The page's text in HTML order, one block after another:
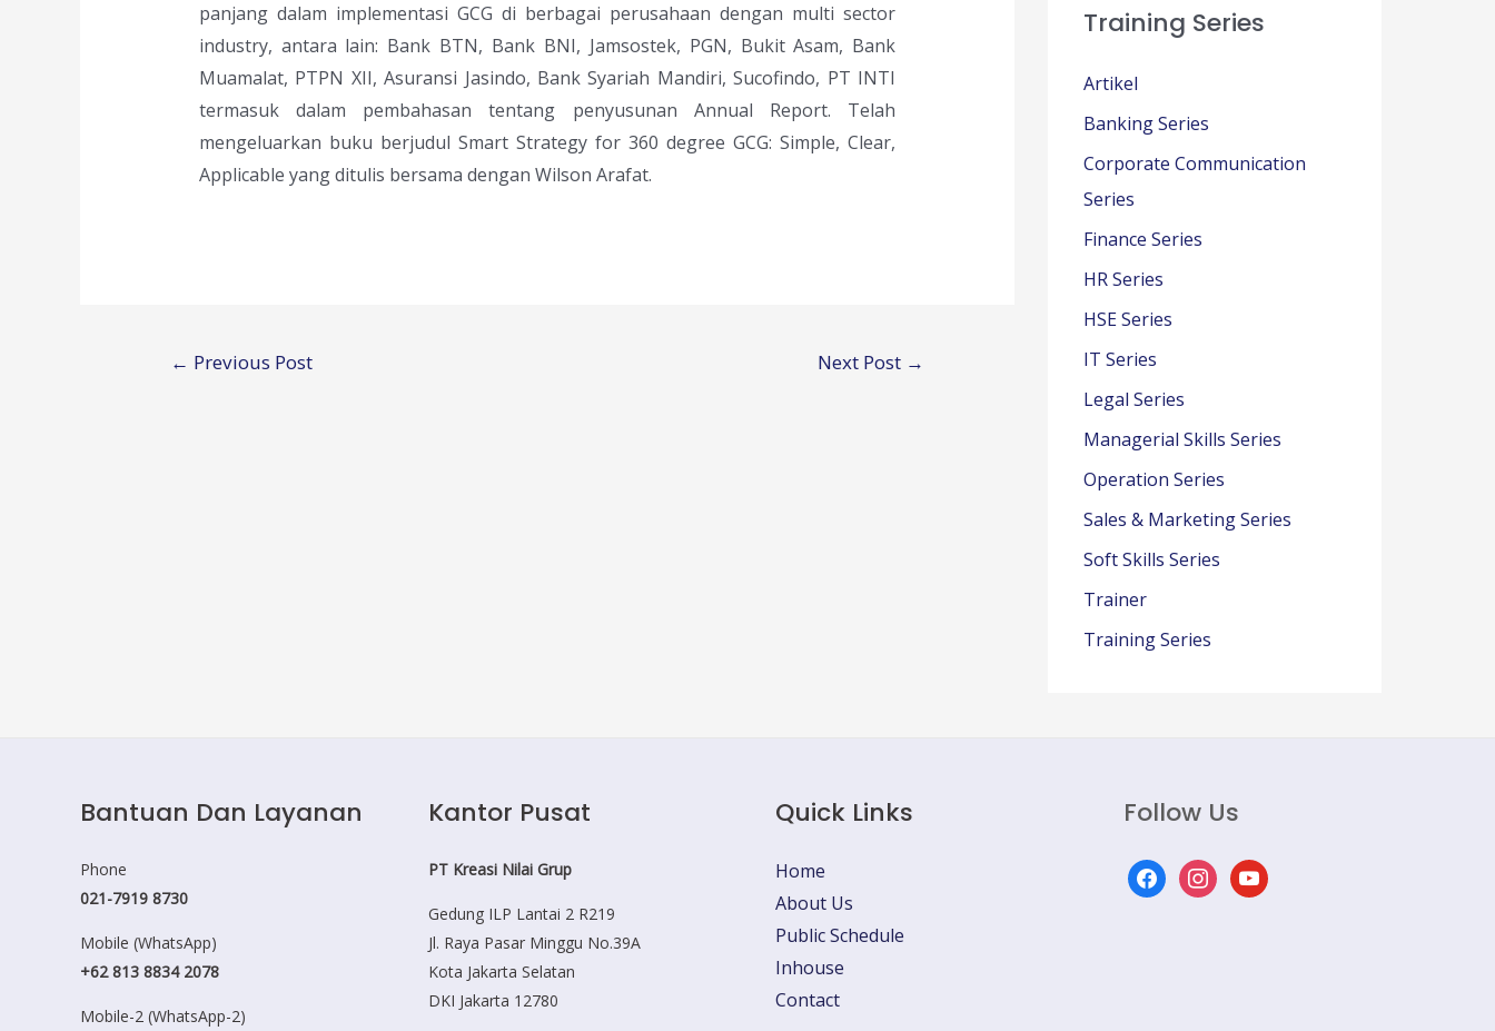
panjang dalam implementasi GCG di berbagai perusahaan dengan multi sector
industry, antara lain: Bank BTN, Bank BNI, Jamsostek, PGN, Bukit Asam, Bank
Muamalat, PTPN XII, Asuransi Jasindo, Bank Syariah Mandiri, Sucofindo, PT INTI
termasuk dalam pembahasan tentang penyusunan Annual Report. Telah
mengeluarkan buku berjudul Smart Strategy for 360 degree GCG: Simple, Clear,
Applicable yang ditulis bersama dengan Wilson Arafat.
← Previous Post Next Post →
Training Series
Artikel
Banking Series
Corporate Communication
Series
Finance Series
HR Series
HSE Series
IT Series
Legal Series
Managerial Skills Series
Operation Series
Sales & Marketing Series
Soft Skills Series
Trainer
Training Series
Bantuan Dan Layanan
Phone
021-7919 8730
Mobile (WhatsApp)
+62 813 8834 2078
Mobile-2 (WhatsApp-2)
Kantor Pusat
PT Kreasi Nilai Grup
Gedung ILP Lantai 2 R219
Jl. Raya Pasar Minggu No.39A
Kota Jakarta Selatan
DKI Jakarta 12780
Quick Links
Home
About Us
Public Schedule
Inhouse
Contact
Follow Us
facebookinstagramyoutube